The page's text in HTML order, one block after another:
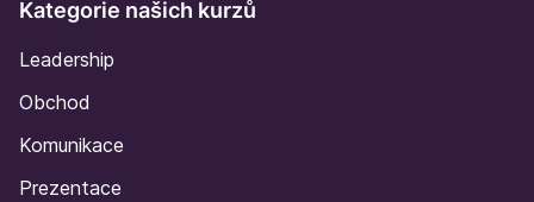
11. Desatero AI pro obchodníky.
Kategorie našich kurzů
Leadership
Obchod
Komunikace
Prezentace